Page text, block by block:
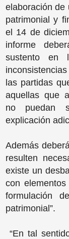
elaboración de
patrimonial y
el 14 de
informe
sustento en
las partidas
aquellas que
no puedan
explicación
Además
resulten
existe un
con
formulación
patrimonial”.
“En tal